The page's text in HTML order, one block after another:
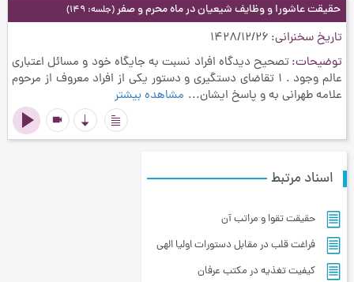
حقیقت عاشورا و وظایف شیعیان در ماه محرم و صفر(جلسه: 149)
videocam
تاریخ سخنرانی 1428/12/26
توضیحات تصحیح دیدگاه افراد نسبت به جایگاه خود و مسائل اعتباری
عالم وجود . 1 تقاضاي دستگیری و دستور یکی از افراد معروف از مرحوم
علامه طهرانی به و پاسخ ایشان... مشاهده بیشتر
اسناد مرتبط
حقیقت تقوا و مراتب آن
فراغت قلب در مقابل دستورات اولیا الهی
کیفیت تغذیه در مکتب عرفان